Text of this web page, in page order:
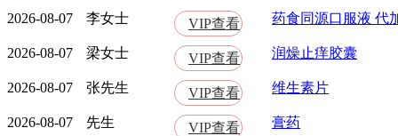
2026-08-07
李女士 VIP查看 药食同源口服液 代
2026-08-07 梁女士 VIP查看 润燥止痒胶囊
2026-08-07 张先生 VIP查看 维生素片
2026-08-07 先生 VIP查看 膏药